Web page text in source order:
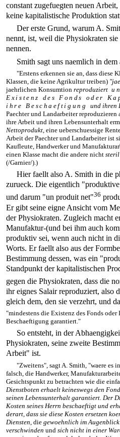
constant zugefuegten neuen
keine kapitalistische Produktion
Der erste Grund, warum A.
nennt, ist, weil die Physiokraten
nennen.
Smith sagt uns naemlich in
"Erstens erkennen sie an, dass diese
Klassen, die keine Agrikultur treiben)
jaehrlichen Konsumtionreproduziert
Existenz des Fonds oder
ihre Beschaeftigungund ihren
Paechter und Landarbeiter reproduzieren
ihre Arbeit und ihren Lebensunterhalt
Nettoprodukt, eine ueberschuessige
Arbeit der Paechter und Landarbeiter ist
Kaufleute, Handwerker und
einen Klasse macht die andere nichtsteril
(/Garnier/).)
Hier faellt also A. Smith in die
zurueck. Die eigentlich
und darum "un produit net"36
Er gibt seine eigne Ansicht vom
der Physiokraten. Zugleich macht
Manufaktur-(und bei ihm auch
produktiv sei, wenn auch nicht in
Worts. Er faellt also aus der
Bestimmung dessen, was ein
Standpunkt der kapitalistischen
gegen die Physiokraten, dass die
ihr eignes Salair reproduziert, also
gleich dem, den sie verzehrt, und
"mindestens die Existenz des Fonds
Beschaeftigung garantiert."
So entsteht, in der
Physiokraten, seine zweite
Arbeit" ist.
"Zweitens", sagt A. Smith, "waere es
falsch, die Handwerker,
Gesichtspunkt zu betrachten wie die
Dienstboten erhaelt keineswegs den
seinen Lebensunterhalt garantiert. Der
Kosten seines Herrn beschaeftigt und
derart, dass sie diese Kosten ersetzen
Diensten, diegewoehnlich im
verschwinden undsich nicht in einer